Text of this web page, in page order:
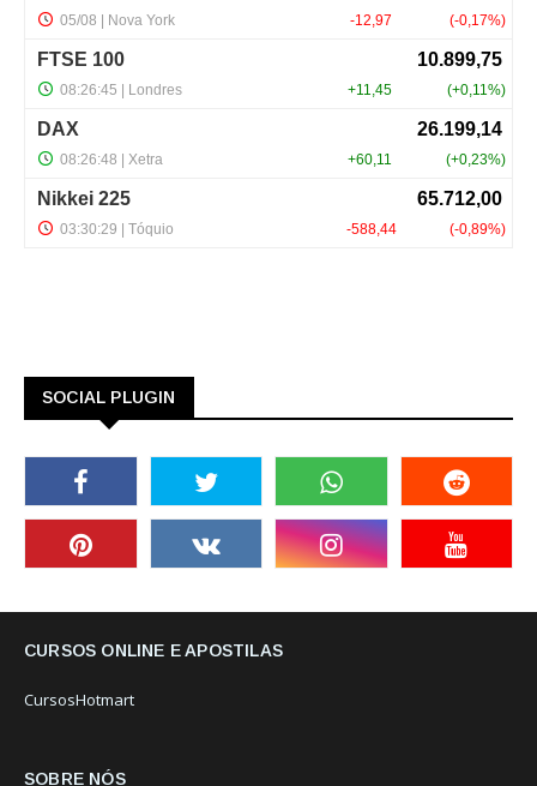
SOCIAL PLUGIN
CURSOS ONLINE E APOSTILAS
CursosHotmart
SOBRE NÓS